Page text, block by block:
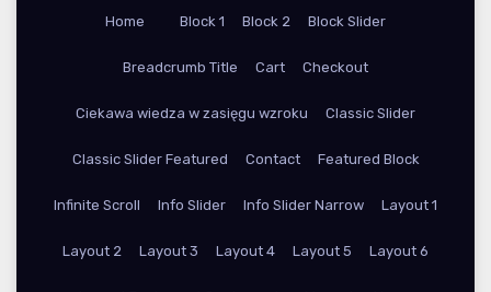
Home Block 1 Block 2 Block Slider
Breadcrumb Title Cart Checkout
Ciekawa wiedza w zasięgu wzroku Classic Slider
Classic Slider Featured Contact Featured Block
Infinite Scroll Info Slider Info Slider Narrow Layout 1
Layout 2 Layout 3 Layout 4 Layout 5 Layout 6